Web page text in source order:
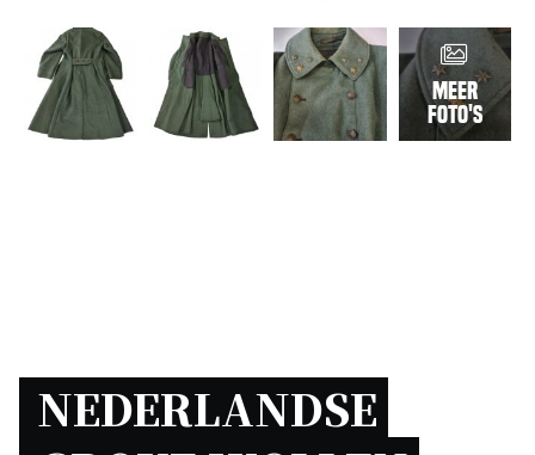
Meer
foto's
NEDERLANDSE